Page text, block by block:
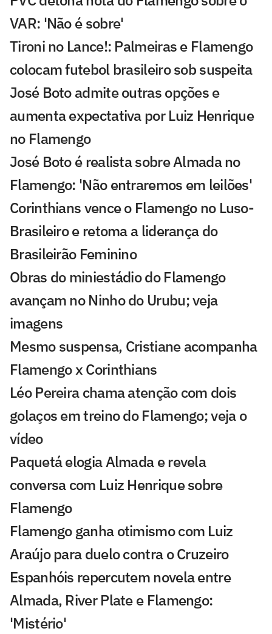
VAR: 'Não é sobre'
Tironi no Lance!: Palmeiras e Flamengo
colocam futebol brasileiro sob suspeita
José Boto admite outras opções e
aumenta expectativa por Luiz Henrique
no Flamengo
José Boto é realista sobre Almada no
Flamengo: 'Não entraremos em leilões'
Corinthians vence o Flamengo no Luso-
Brasileiro e retoma a liderança do
Brasileirão Feminino
Obras do miniestádio do Flamengo
avançam no Ninho do Urubu; veja
imagens
Mesmo suspensa, Cristiane acompanha
Flamengo x Corinthians
Léo Pereira chama atenção com dois
golaços em treino do Flamengo; veja o
vídeo
Paquetá elogia Almada e revela
conversa com Luiz Henrique sobre
Flamengo
Flamengo ganha otimismo com Luiz
Araújo para duelo contra o Cruzeiro
Espanhóis repercutem novela entre
Almada, River Plate e Flamengo:
'Mistério'